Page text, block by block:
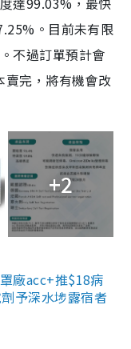
。目前未有限
不過訂單預計會
完，將有機會改
+2
廠acc+推$18病
予深水埗露宿者